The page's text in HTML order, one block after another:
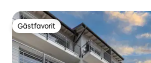
Gästfavorit
Gästfavorit